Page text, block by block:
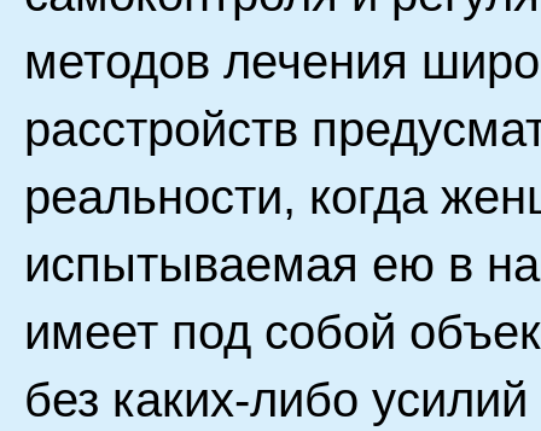
методов лечения
расстройств
реальности, когда
испытываемая ею в
имеет под собой
без каких-либо